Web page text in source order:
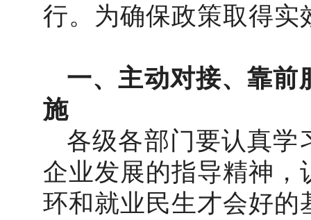
行。为确保政策取得
一、主动对接、靠前
施
各级各部门要认真学
企业发展的指导精神
环和就业民生才会好